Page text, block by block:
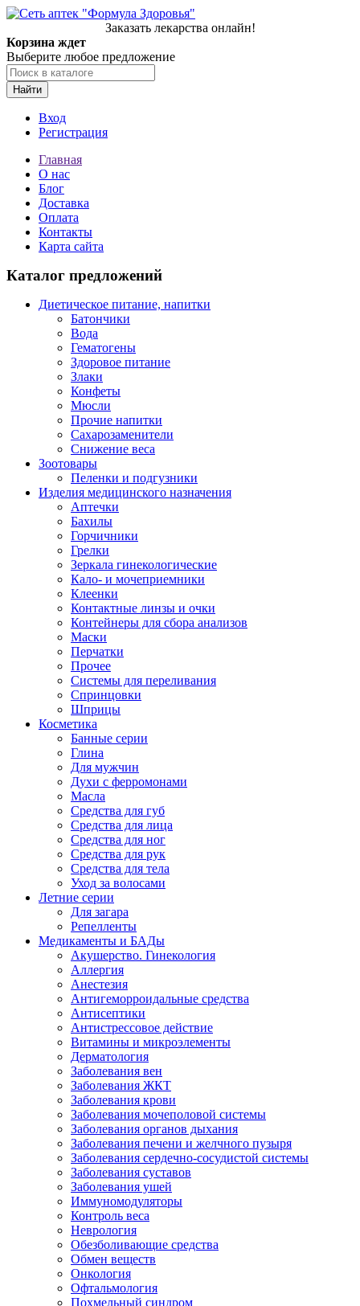
Заказать лекарства онлайн!
Корзина ждет
Выберите любое предложение
Найти
Вход
Регистрация
Главная
О нас
Блог
Доставка
Оплата
Контакты
Карта сайта
Каталог предложений
Диетическое питание, напитки
Батончики
Вода
Гематогены
Здоровое питание
Злаки
Конфеты
Мюсли
Прочие напитки
Сахарозаменители
Снижение веса
Зоотовары
Пеленки и подгузники
Изделия медицинского назначения
Аптечки
Бахилы
Горчичники
Грелки
Зеркала гинекологические
Кало- и мочеприемники
Клеенки
Контактные линзы и очки
Контейнеры для сбора анализов
Маски
Перчатки
Прочее
Системы для переливания
Спринцовки
Шприцы
Косметика
Банные серии
Глина
Для мужчин
Духи с ферромонами
Масла
Средства для губ
Средства для лица
Средства для ног
Средства для рук
Средства для тела
Уход за волосами
Летние серии
Для загара
Репелленты
Медикаменты и БАДы
Акушерство. Гинекология
Аллергия
Анестезия
Антигеморроидальные средства
Антисептики
Антистрессовое действие
Витамины и микроэлементы
Дерматология
Заболевания вен
Заболевания ЖКТ
Заболевания крови
Заболевания мочеполовой системы
Заболевания органов дыхания
Заболевания печени и желчного пузыря
Заболевания сердечно-сосудистой системы
Заболевания суставов
Заболевания ушей
Иммуномодуляторы
Контроль веса
Неврология
Обезболивающие средства
Обмен веществ
Онкология
Офтальмология
Похмельный синдром